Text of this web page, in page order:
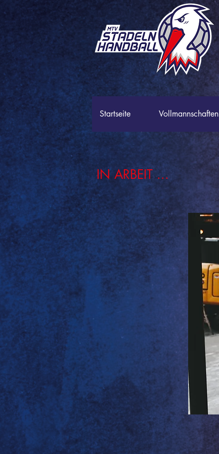
Startseite Vollmannschaften
IN ARBEIT ...